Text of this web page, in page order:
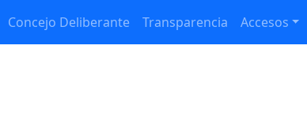
Concejo Deliberante Transparencia Accesos